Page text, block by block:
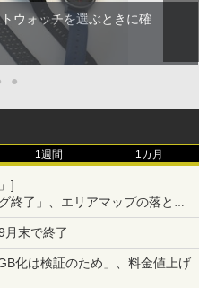
ウォッチを選ぶときに確
●
1週間 1カ月
]
終了」、エリアマップの落とし
月末で終了
化は検証のため」、料金値上げ